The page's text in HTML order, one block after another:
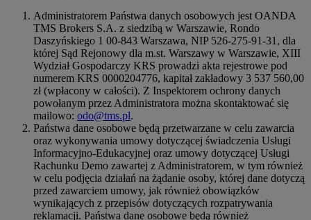
Administratorem Państwa danych osobowych jest OANDA
TMS Brokers S.A. z siedzibą w Warszawie, Rondo
Daszyńskiego 1 00-843 Warszawa, NIP 526-275-91-31, dla
której Sąd Rejonowy dla m.st. Warszawy w Warszawie, XIII
Wydział Gospodarczy KRS prowadzi akta rejestrowe pod
numerem KRS 0000204776, kapitał zakładowy 3 537 560,00
zł (wpłacony w całości). Z Inspektorem ochrony danych
powołanym przez Administratora można skontaktować się
mailowo: odo@tms.pl.
Państwa dane osobowe będą przetwarzane w celu zawarcia
oraz wykonywania umowy dotyczącej świadczenia Usługi
Informacyjno-Edukacyjnej oraz umowy dotyczącej Usługi
Rachunku Demo zawartej z Administratorem, w tym również
w celu podjęcia działań na żądanie osoby, której dane dotyczą
przed zawarciem umowy, jak również obowiązków
wynikających z przepisów dotyczących rozpatrywania
reklamacji. Państwa dane osobowe będą również